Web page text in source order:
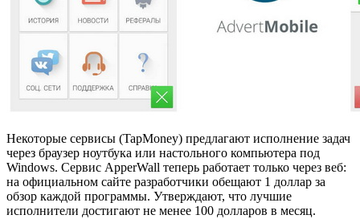
Некоторые сервисы (TapMoney) предлагают исполнение задач
через браузер ноутбука или настольного компьютера под
Windows. Сервис ApperWall теперь работает только через веб:
на официальном сайте разработчики обещают 1 доллар за
обзор каждой программы. Утверждают, что лучшие
исполнители достигают не менее 100 долларов в месяц.